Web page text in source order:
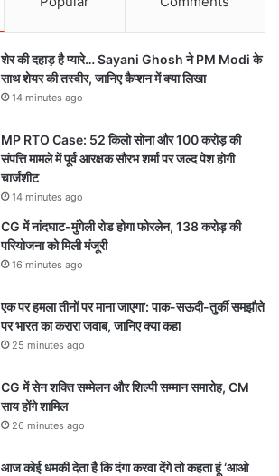
शेर की दहाड़ है प्यारे… Sayani Ghosh ने PM Modi के
साथ शेयर की तस्वीर, जानिए कैप्शन में क्या लिखा
14 minutes ago
MP RTO Case: 52 किलो सोना और 100 करोड़ की
संपत्ति मामले में पूर्व आरक्षक सौरभ शर्मा पर जल्द पेश होगी
चार्जशीट
14 minutes ago
CG में नांदघाट-मुंगेली रोड होगा फोरलेन, 138 करोड़ की
परियोजना को मिली मंजूरी
16 minutes ago
एक पर हमला तीनों पर माना जाएगा’: पाक-सऊदी-तुर्की समझौते
पर भारत का करारा जवाब, जानिए क्या कहा
25 minutes ago
CG में सेन शक्ति सम्मेलन और शिल्पी सम्मान समारोह, CM
साय होंगे शामिल
26 minutes ago
आज कोई धमकी देता है कि दंगा करवा देंगे तो कहता हूं ‘आओ